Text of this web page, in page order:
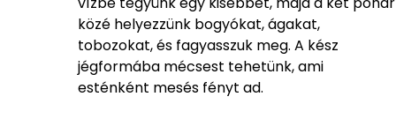
közé helyezzünk bogyókat, ágakat,
tobozokat, és fagyasszuk meg. A kész
jégformába mécsest tehetünk, ami
esténként mesés fényt ad.